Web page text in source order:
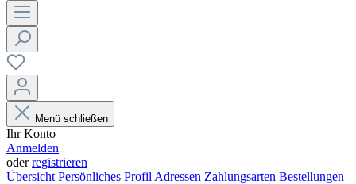
Menü schließen
Ihr Konto
Anmelden
oderregistrieren
Übersicht Persönliches Profil Adressen Zahlungsarten Bestellungen